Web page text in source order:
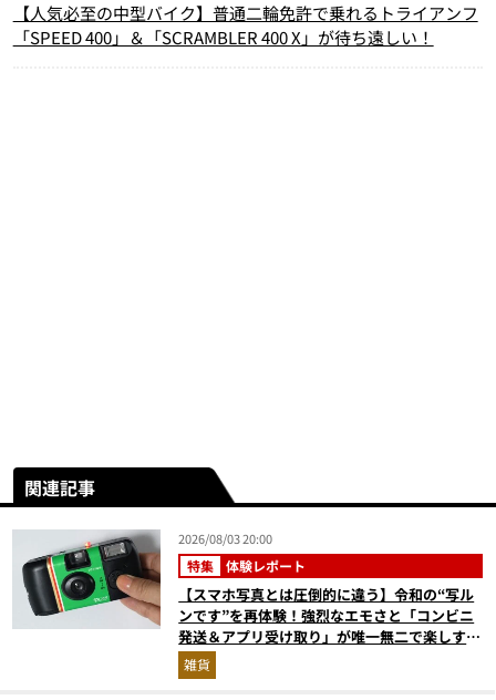
【人気必至の中型バイク】普通二輪免許で乗れるトライアンフ
「SPEED 400」＆「SCRAMBLER 400 X」が待ち遠しい！
関連記事
2026/08/03 20:00
特集 体験レポート
【スマホ写真とは圧倒的に違う】令和の“写ル
ンです”を再体験！強烈なエモさと「コンビニ
発送＆アプリ受け取り」が唯一無二で楽しすぎ
た雑貨